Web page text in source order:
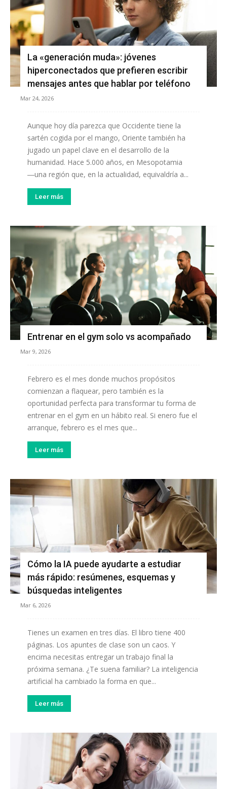
La «generación muda»: jóvenes
hiperconectados que prefieren escribir
mensajes antes que hablar por teléfono
Mar 24, 2026
Aunque hoy día parezca que Occidente tiene la
sartén cogida por el mango, Oriente también ha
jugado un papel clave en el desarrollo de la
humanidad. Hace 5.000 años, en Mesopotamia
―una región que, en la actualidad, equivaldría a...
Leer más
Entrenar en el gym solo vs acompañado
Mar 9, 2026
Febrero es el mes donde muchos propósitos
comienzan a flaquear, pero también es la
oportunidad perfecta para transformar tu forma de
entrenar en el gym en un hábito real. Si enero fue el
arranque, febrero es el mes que...
Leer más
Cómo la IA puede ayudarte a estudiar
más rápido: resúmenes, esquemas y
búsquedas inteligentes
Mar 6, 2026
Tienes un examen en tres días. El libro tiene 400
páginas. Los apuntes de clase son un caos. Y
encima necesitas entregar un trabajo final la
próxima semana. ¿Te suena familiar? La inteligencia
artificial ha cambiado la forma en que...
Leer más